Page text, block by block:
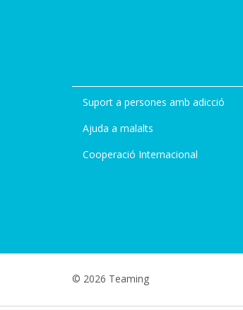
Suport a persones amb adicció
Ajuda a malalts
Cooperació Internacional
© 2026 Teaming